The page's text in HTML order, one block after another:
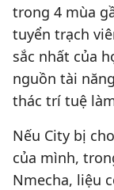
trong 4 mùa
tuyển trạch
sắc nhất của
nguồn tài
thác trí tuệ
Nếu City bị
của mình,
Nmecha, liệu